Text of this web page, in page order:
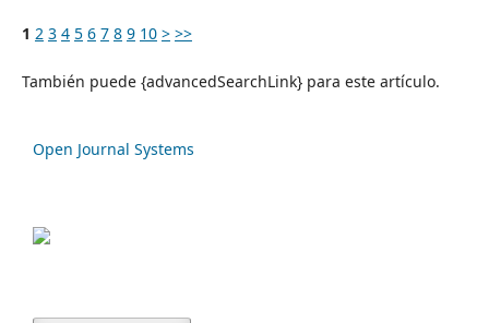
1 2 3 4 5 6 7 8 9 10 > >>
También puede {advancedSearchLink} para este artículo.
Open Journal Systems